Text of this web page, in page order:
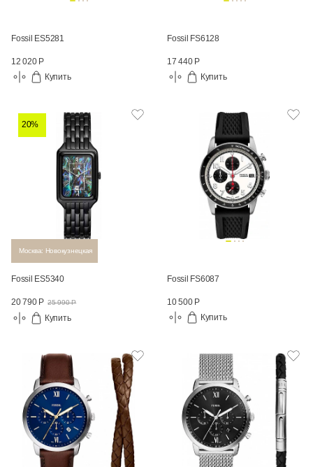
Fossil ES5281
12 020 Р
Купить
Fossil FS6128
17 440 Р
Купить
20%
Москва: Новокузнецкая
Fossil ES5340
20 790 Р 25 990 Р
Купить
Fossil FS6087
10 500 Р
Купить